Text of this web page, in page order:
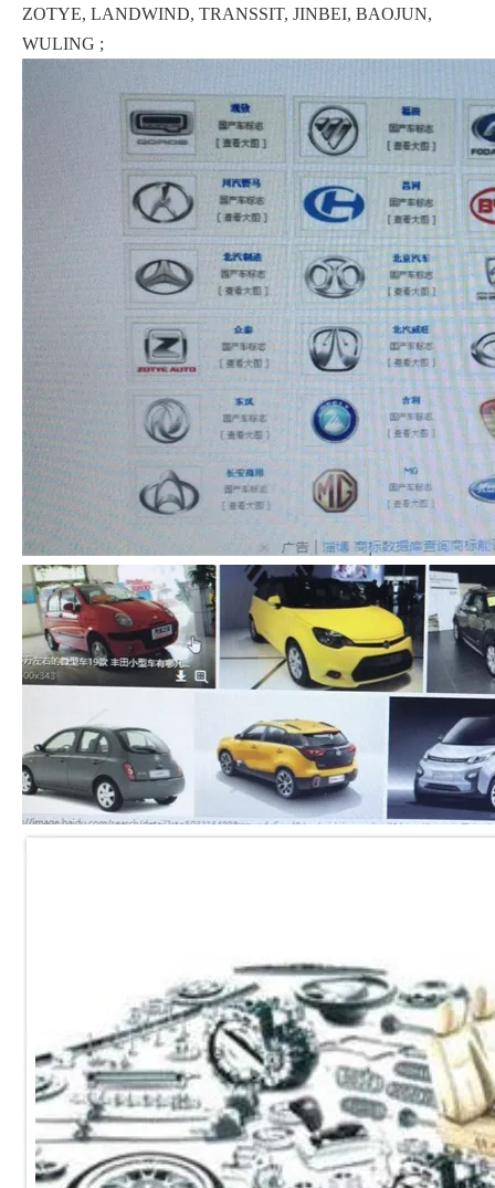
ZOTYE, LANDWIND, TRANSSIT, JINBEI, BAOJUN,
WULING ;